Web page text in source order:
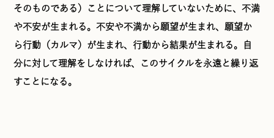
そのものである）ことについて理解していないために、不満
や不安が生まれる。不安や不満から願望が生まれ、願望か
ら行動（カルマ）が生まれ、行動から結果が生まれる。自
分に対して理解をしなければ、このサイクルを永遠と繰り返
すことになる。